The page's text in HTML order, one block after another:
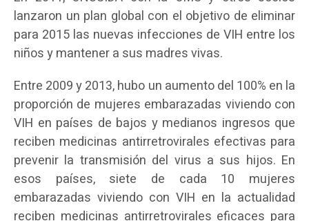
lanzaron un plan global con el objetivo de eliminar
para 2015 las nuevas infecciones de VIH entre los
niños y mantener a sus madres vivas.
Entre 2009 y 2013, hubo un aumento del 100% en la
proporción de mujeres embarazadas viviendo con
VIH en países de bajos y medianos ingresos que
reciben medicinas antirretrovirales efectivas para
prevenir la transmisión del virus a sus hijos. En
esos países, siete de cada 10 mujeres
embarazadas viviendo con VIH en la actualidad
reciben medicinas antirretrovirales eficaces para